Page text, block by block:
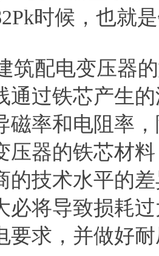
时候，也就
筑配电变压器
通过铁芯产生
磁率和电阻率
压器的铁芯材
的技术水平的
必将导致损耗
要求，并做好